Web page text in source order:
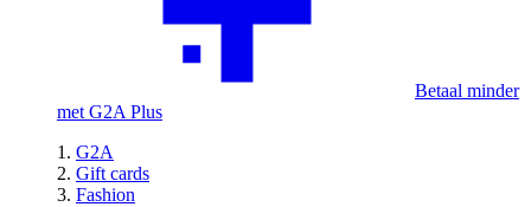
Betaal minder
met G2A Plus
G2A
Gift cards
Fashion